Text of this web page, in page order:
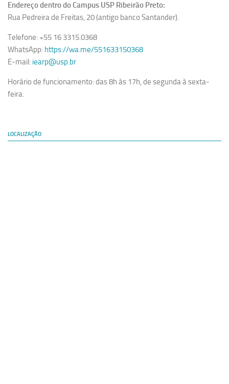
Ciência com Pipoca
União Pró-Vacina
Publicações
Documentos
Endereço dentro do Campus USP Ribeirão Preto:
Rua Pedreira de Freitas, 20 (antigo banco Santander).
Telefone: +55 16 3315.0368
WhatsApp: https://wa.me/551633150368
E-mail: iearp@usp.br
Horário de funcionamento: das 8h às 17h, de segunda à sexta-
feira.
LOCALIZAÇÃO